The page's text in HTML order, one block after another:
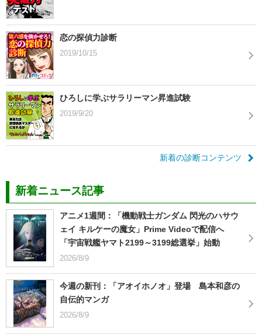
恋の探偵力診断
2019/10/15
ひろしに学ぶサラリーマン昇進試験
2019/9/20
新着の診断コンテンツ
新着ニュース記事
アニメ1週間：「機動戦士ガンダム 閃光のハサウ
ェイ キルケーの魔女」Prime Videoで配信へ
「宇宙戦艦ヤマト2199～3199総選挙」始動
2026/8/9
今週の新刊：「アオイホノオ」登場 島本和彦の
自伝的マンガ
2026/8/9